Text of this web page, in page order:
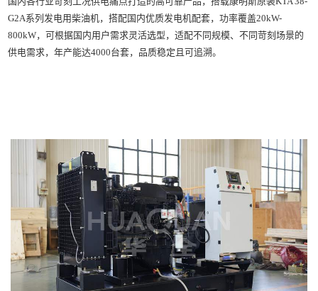
G2A系列发电用柴油机，搭配国内优质发电机配套，功率覆盖20kW-
800kW，可根据国内用户需求灵活选型，适配不同规模、不同苛刻场景的
供电需求，年产能达4000台套，品质稳定且可追溯。